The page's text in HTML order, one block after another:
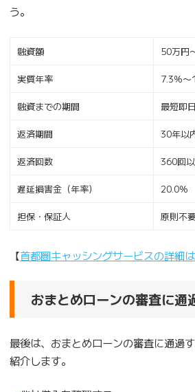
う。
融資額 50万円
実質年率 7.3％〜
融資までの期間 最短即日
返済期間 30年以
返済回数 360回
遅延損害金（年率） 20.0％
担保・保証人 原則不
【首都圏キャッシングサービスの詳細
おまとめローンの審査に通
最後は、おまとめローンの審査に通過
紹介します。